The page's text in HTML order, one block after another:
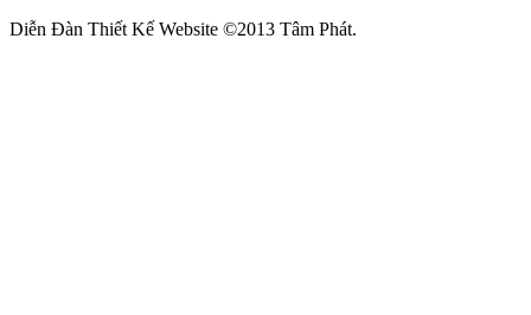
Diễn Đàn Thiết Kế Website ©2013 Tâm Phát.